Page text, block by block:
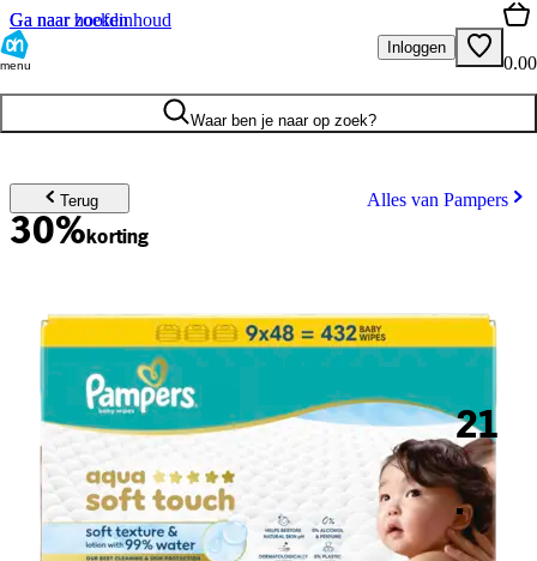
Ga naar hoofdinhoud
Ga naar zoeken
menu
Inloggen
0.00
Waar ben je naar op zoek?
Terug Alles van Pampers
30%korting
21
.